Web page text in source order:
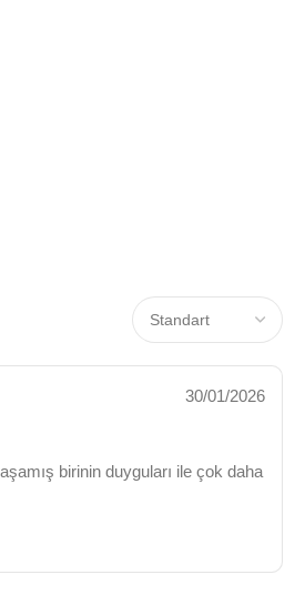
30/01/2026
birinin duyguları ile çok daha